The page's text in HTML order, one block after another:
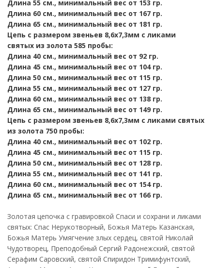
Длина 55 см., минимальный вес от 153 гр.
Длина 60 см., минимальный вес от 167 гр.
Длина 65 см., минимальный вес от 181 гр.
Цепь с размером звеньев 8,6х7,3мм с ликами
святых из золота 585 пробы:
Длина 40 см., минимальный вес от 92 гр.
Длина 45 см., минимальный вес от 104 гр.
Длина 50 см., минимальный вес от 115 гр.
Длина 55 см., минимальный вес от 127 гр.
Длина 60 см., минимальный вес от 138 гр.
Длина 65 см., минимальный вес от 149 гр.
Цепь с размером звеньев 8,6х7,3мм с ликами святых
из золота 750 пробы:
Длина 40 см., минимальный вес от 102 гр.
Длина 45 см., минимальный вес от 115 гр.
Длина 50 см., минимальный вес от 128 гр.
Длина 55 см., минимальный вес от 141 гр.
Длина 60 см., минимальный вес от 154 гр.
Длина 65 см., минимальный вес от 166 гр.
Золотая цепочка с гравировкой Спаси и сохрани и ликами
святых: Спас Нерукотворный, Божья Матерь Казанская,
Божья Матерь Умягчение злых сердец, святой Николай
Чудотворец, Преподобный Сергий Радонежский, святой
Серафим Саровский, святой Спиридон Тримифунтский,